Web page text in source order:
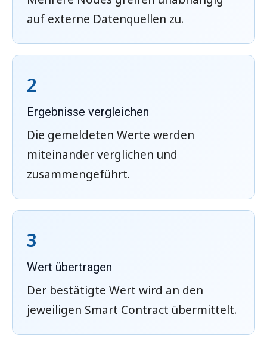
auf externe Datenquellen zu.
2
Ergebnisse vergleichen
Die gemeldeten Werte werden
miteinander verglichen und
zusammengeführt.
3
Wert übertragen
Der bestätigte Wert wird an den
jeweiligen Smart Contract übermittelt.